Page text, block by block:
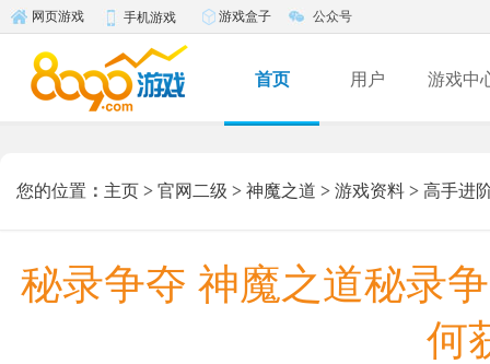
网页游戏 手机游戏 游戏盒子 公众号
首页 用户 游戏中
您的位置 ： 主页 > 官网二级 > 神魔之道 > 游戏资料 > 高手进
秘录争夺 神魔之道秘录
何